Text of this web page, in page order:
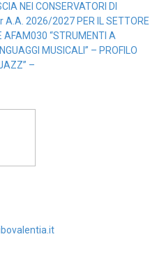
NEI CONSERVATORI DI
A.A. 2026/2027 PER IL SETTORE
AFAM030 “STRUMENTI A
MUSICALI” – PROFILO
–